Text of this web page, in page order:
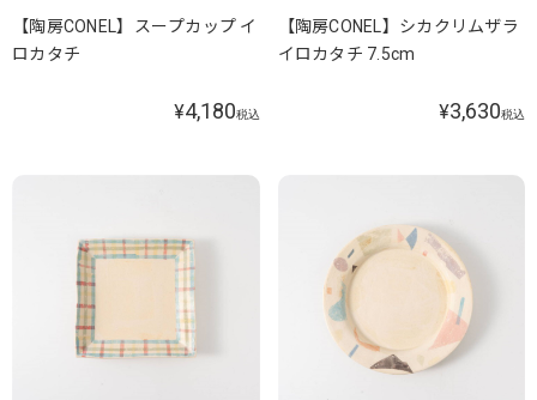
【陶房CONEL】スープカップ イ
ロカタチ
¥4,180税込
【陶房CONEL】シカクリムザラ
イロカタチ 7.5cm
¥3,630税込